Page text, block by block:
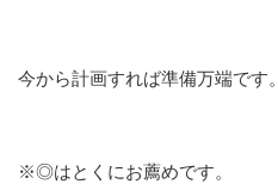
今から計画すれば準備万端です。
※◎はとくにお薦めです。